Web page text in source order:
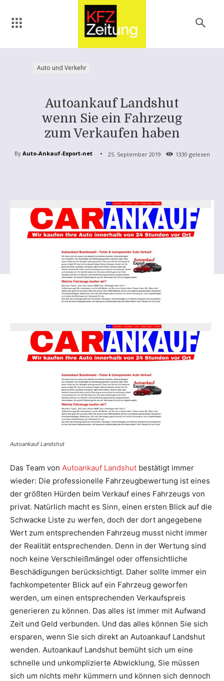
Auto und Verkehr
Autoankauf Landshut
wenn Sie ein Fahrzeug
zum Verkaufen haben
By Auto-Ankauf-Export-net 25. September 2019 1330 gelesen
Autoankauf Landshut
Das Team von Autoankauf Landshut bestätigt immer
wieder: Die professionelle Fahrzeugbewertung ist eines
der größten Hürden beim Verkauf eines Fahrzeugs von
privat. Natürlich macht es Sinn, einen ersten Blick auf die
Schwacke Liste zu werfen, doch der dort angegebene
Wert zum entsprechenden Fahrzeug musst nicht immer
der Realität entsprechenden. Denn in der Wertung sind
noch keine Verschleißmängel oder offensichtliche
Beschädigungen berücksichtigt. Daher sollte immer ein
fachkompetenter Blick auf ein Fahrzeug geworfen
werden, um einen entsprechenden Verkaufspreis
generieren zu können. Das alles ist immer mit Aufwand
Zeit und Geld verbunden. Und das alles können Sie sich
ersparen, wenn Sie sich direkt an Autoankauf Landshut
wenden. Autoankauf Landshut bemüht sich um eine
schnelle und unkomplizierte Abwicklung, Sie müssen
sich um nichts mehr kümmern und können sich dennoch